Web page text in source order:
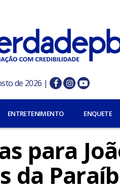
de 2026 |
ENTRETENIMENTO ENQUETE
para
da